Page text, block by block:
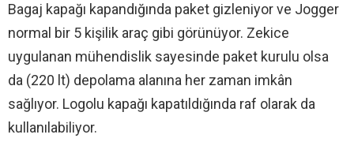
Bagaj kapağı kapandığında paket gizleniyor ve Jogger
normal bir 5 kişilik araç gibi görünüyor. Zekice
uygulanan mühendislik sayesinde paket kurulu olsa
da (220 lt) depolama alanına her zaman imkân
sağlıyor. Logolu kapağı kapatıldığında raf olarak da
kullanılabiliyor.